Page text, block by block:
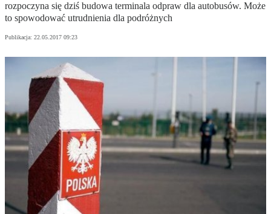
rozpoczyna się dziś budowa terminala odpraw dla autobusów. Może
to spowodować utrudnienia dla podróżnych
Publikacja: 22.05.2017 09:23